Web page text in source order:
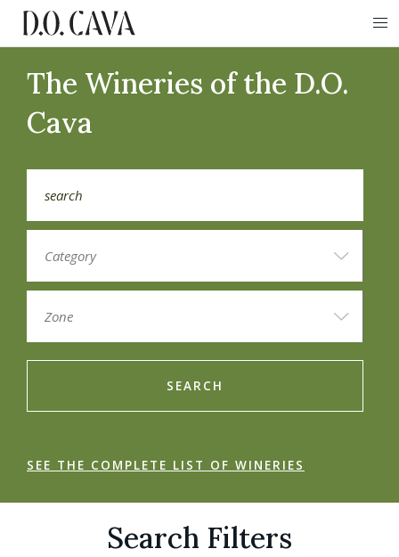
The Wineries of the D.O.
Cava
SEARCH
SEE THE COMPLETE LIST OF WINERIES
Search Filters